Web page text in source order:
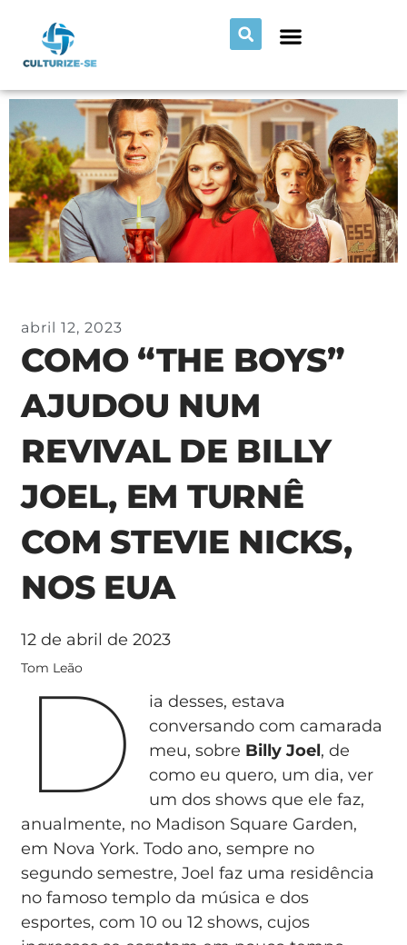
abril 12, 2023
COMO “THE BOYS”
AJUDOU NUM
REVIVAL DE BILLY
JOEL, EM TURNÊ
COM STEVIE NICKS,
NOS EUA
12 de abril de 2023
Tom Leão
D
ia desses, estava
conversando com camarada
meu, sobre Billy Joel, de
como eu quero, um dia, ver
um dos shows que ele faz,
anualmente, no Madison Square Garden,
em Nova York. Todo ano, sempre no
segundo semestre, Joel faz uma residência
no famoso templo da música e dos
esportes, com 10 ou 12 shows, cujos